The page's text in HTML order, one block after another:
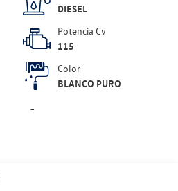
DIESEL
Potencia Cv
115
Color
BLANCO PURO
-